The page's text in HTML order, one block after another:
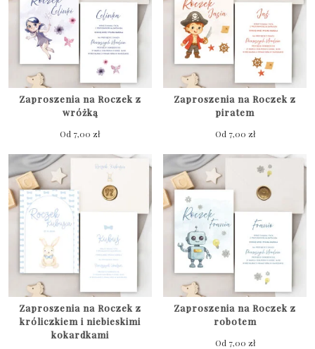
Zaproszenia na Roczek z
wróżką
Od 7,00zł
Zaproszenia na Roczek z
piratem
Od 7,00 zł
Zaproszenia na Roczek z
króliczkiem i niebieskimi
kokardkami
Zaproszenia na Roczek z
robotem
Od 7,00 zł